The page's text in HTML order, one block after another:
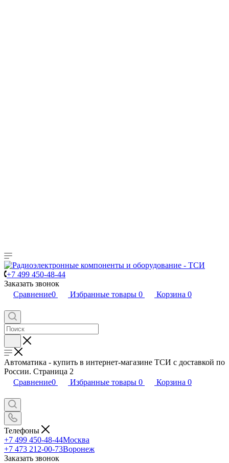
+7 499 450-48-44
Заказать звонок
Сравнение0 Избранные товары 0 Корзина 0
Автоматика - купить в интернет-магазине ТСИ с доставкой по
России. Страница 2
Сравнение0 Избранные товары 0 Корзина 0
Телефоны
+7 499 450-48-44Москва
+7 473 212-00-73Воронеж
Заказать звонок